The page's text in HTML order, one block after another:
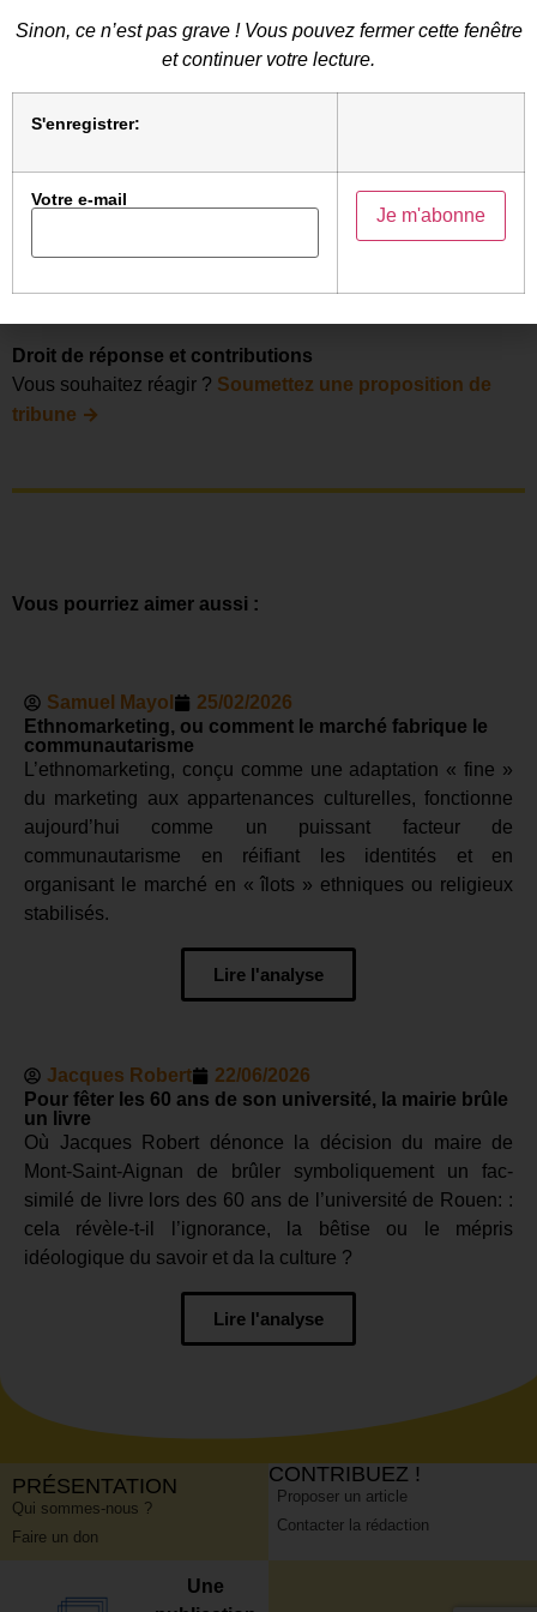
l’abonnement.
« Ce post est un relevé d’information de notre veille
Droit de réponse et contributions
Vous souhaitez réagir ? Soumettez une proposition de
tribune →
Vous pourriez aimer aussi :
Samuel Mayol
25/02/2026
Ethnomarketing, ou comment le marché fabrique le
communautarisme
L’ethnomarketing, conçu comme une adaptation « fine »
du marketing aux appartenances culturelles, fonctionne
aujourd’hui comme un puissant facteur de
communautarisme en réifiant les identités et en
organisant le marché en « îlots » ethniques ou religieux
stabilisés.
Lire l'analyse
Jacques Robert
22/06/2026
Pour fêter les 60 ans de son université, la mairie brûle
un livre
Où Jacques Robert dénonce la décision du maire de
Mont-Saint-Aignan de brûler symboliquement un fac-
similé de livre lors des 60 ans de l’université de Rouen: :
cela révèle-t-il l’ignorance, la bêtise ou le mépris
idéologique du savoir et da la culture ?
Lire l'analyse
PRÉSENTATION
Qui sommes-nous ?
Faire un don
CONTRIBUEZ !
Proposer un article
Contacter la rédaction
Une
Sinon, ce n’est pas grave ! Vous pouvez fermer cette fenêtre
et continuer votre lecture.
S'enregistrer:
Votre e-mail